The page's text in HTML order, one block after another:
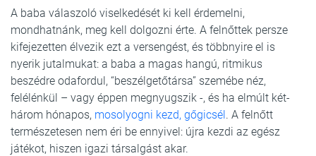
A baba válaszoló viselkedését ki kell érdemelni,
mondhatnánk, meg kell dolgozni érte. A felnőttek persze
kifejezetten élvezik ezt a versengést, és többnyire el is
nyerik jutalmukat: a baba a magas hangú, ritmikus
beszédre odafordul, “beszélgetőtársa” szemébe néz,
felélénkül – vagy éppen megnyugszik -, és ha elmúlt két-
három hónapos, mosolyogni kezd, gőgicsél. A felnőtt
természetesen nem éri be ennyivel: újra kezdi az egész
játékot, hiszen igazi társalgást akar.